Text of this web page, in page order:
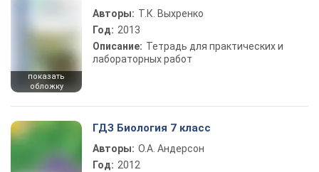
показать
обложку
Авторы: Т.К. Выхренко
Год: 2013
Описание: Тетрадь для практических и
лабораторных работ
ГДЗ Биология 7 класс
Авторы: О.А. Андерсон
Год: 2012